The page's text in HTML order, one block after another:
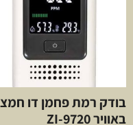
בודק רמת פחמן דו
באוויר ZI-9720